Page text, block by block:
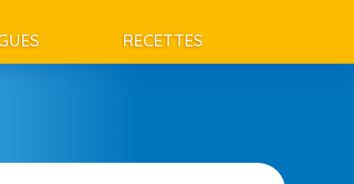
RECETTES